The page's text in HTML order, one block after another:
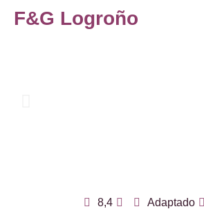
F&G Logroño
8,4 Adaptado